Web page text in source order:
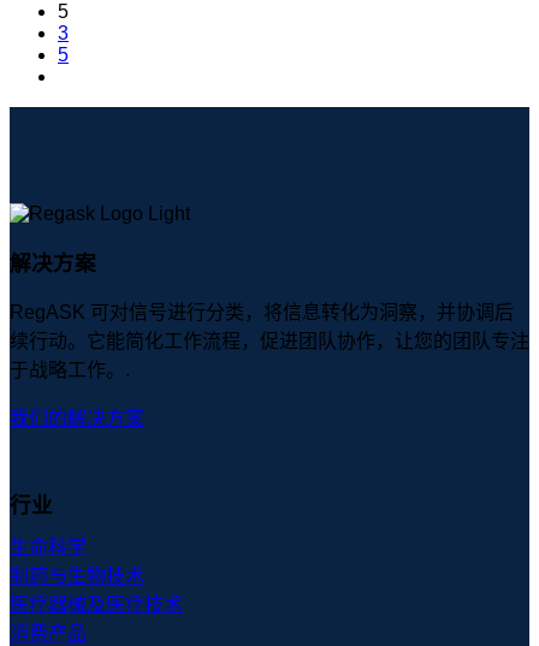
5
3
5
解决方案
RegASK 可对信号进行分类，将信息转化为洞察，并协调后
续行动。它能简化工作流程，促进团队协作，让您的团队专注
于战略工作。.
我们的解决方案
行业
生命科学
制药与生物技术
医疗器械及医疗技术
消费产品